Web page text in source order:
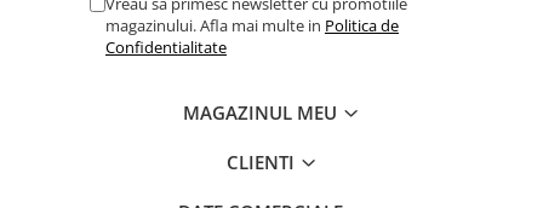
magazinului. Afla mai multe in Politica de
Confidentialitate
MAGAZINUL MEU
CLIENTI